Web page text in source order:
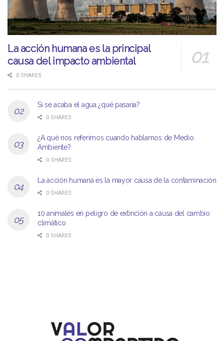
La acción humana es la principal
causa del impacto ambiental
0 SHARES
Si se acaba el agua ¿qué pasaría?
0 SHARES
¿A qué nos referimos cuando hablamos de Medio
Ambiente?
0 SHARES
La acción humana es la mayor causa de la contaminación
0 SHARES
10 animales en peligro de extinción a causa del cambio
climático
0 SHARES